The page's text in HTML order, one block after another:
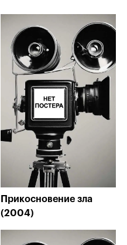
Прикосновение зла
(2004)